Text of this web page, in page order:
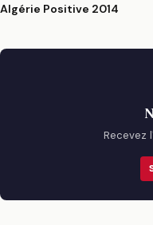
Algérie Positive 2014
Recevez